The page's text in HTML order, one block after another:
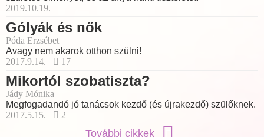
2019.10.19.
Gólyák és nők
Póda Erzsébet
Avagy nem akarok otthon szülni!
2017.9.14.
17
Mikortól szobatiszta?
Jády Mónika
Megfogadandó jó tanácsok kezdő (és újrakezdő) szülőknek.
2017.5.15.
2
További cikkek